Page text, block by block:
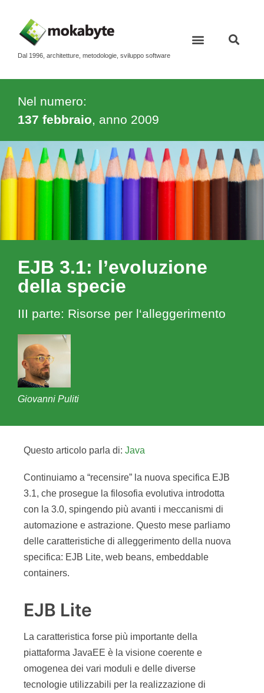
Dal 1996, architetture, metodologie, sviluppo software
Nel numero:
137 febbraio, anno 2009
EJB 3.1: l’evoluzione
della specie
III parte: Risorse per l‘alleggerimento
Giovanni Puliti
Questo articolo parla di: Java
Continuiamo a “recensire” la nuova specifica EJB
3.1, che prosegue la filosofia evolutiva introdotta
con la 3.0, spingendo più avanti i meccanismi di
automazione e astrazione. Questo mese parliamo
delle caratteristiche di alleggerimento della nuova
specifica: EJB Lite, web beans, embeddable
containers.
EJB Lite
La caratteristica forse più importante della
piattaforma JavaEE è la visione coerente e
omogenea dei vari moduli e delle diverse
tecnologie utilizzabili per la realizzazione di